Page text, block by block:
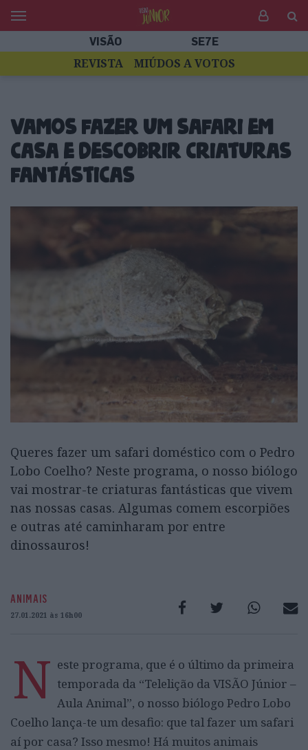
VISÃO SE7E
REVISTA MIÚDOS A VOTOS
Vamos fazer um safari em
casa e descobrir criaturas
fantásticas
Queres fazer um safari doméstico com o Pedro
Lobo Coelho? Neste programa, o nosso biólogo
vai mostrar-te criaturas fantásticas que vivem
nas nossas casas. Algumas comem escorpiões
e outras até caminharam por entre
dinossauros!
ANIMAIS
27.01.2021 às 16h00
N este programa, que é o último da primeira
temporada da “Telelição da VISÃO Júnior –
Aula Animal”, o nosso biólogo Pedro Lobo
Coelho lança-te um desafio: que tal fazer um safari
aí por casa? Isso mesmo! Há muitos animais